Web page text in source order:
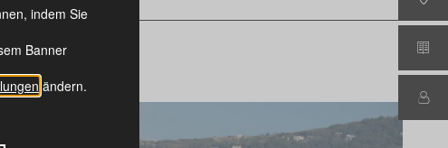
indem Sie
Banner
ändern.